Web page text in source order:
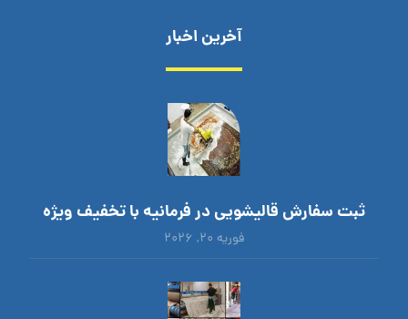
آخرین اخبار
ثبت سفارش قالیشویی در فرمانیه با تخفیف ویژه
فوریه ۲۰, ۲۰۲۶